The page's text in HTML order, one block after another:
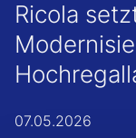
Ricola
07.05.2026